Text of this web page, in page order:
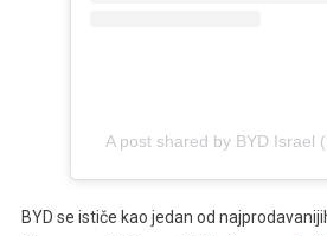
A post shared by BYD Israel
BYD se ističe kao jedan od